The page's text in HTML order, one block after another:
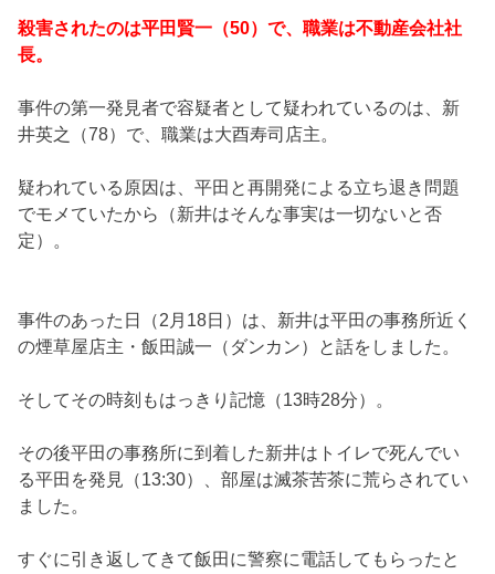
殺害されたのは平田賢一（50）で、職業は不動産会社社
長。
事件の第一発見者で容疑者として疑われているのは、新
井英之（78）で、職業は大酉寿司店主。
疑われている原因は、平田と再開発による立ち退き問題
でモメていたから（新井はそんな事実は一切ないと否
定）。
事件のあった日（2月18日）は、新井は平田の事務所近く
の煙草屋店主・飯田誠一（ダンカン）と話をしました。
そしてその時刻もはっきり記憶（13時28分）。
その後平田の事務所に到着した新井はトイレで死んでい
る平田を発見（13:30）、部屋は滅茶苦茶に荒らされてい
ました。
すぐに引き返してきて飯田に警察に電話してもらったと